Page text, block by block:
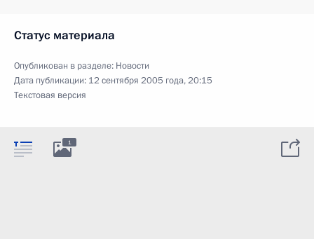
Статус материала
Опубликован в разделе: Новости
Дата публикации: 12 сентября 2005 года, 20:15
Текстовая версия
1